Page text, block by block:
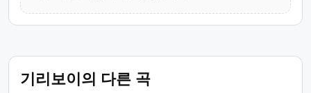
기리보이의 다른 곡